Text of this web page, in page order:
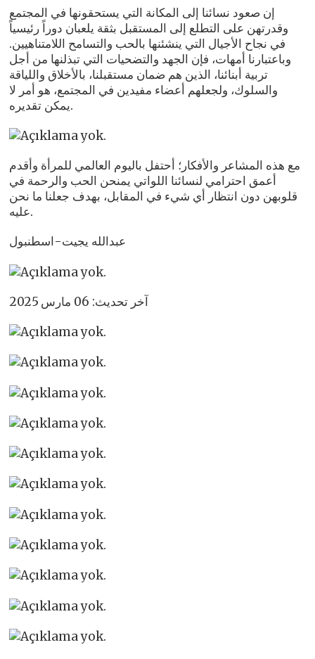
إن صعود نسائنا إلى المكانة التي يستحقونها في المجتمع
وقدرتهن على التطلع إلى المستقبل بثقة يلعبان دوراً رئيسياً
في نجاح الأجيال التي ينشئنها بالحب والتسامح اللامتناهيين.
وباعتبارنا أمهات، فإن الجهد والتضحيات التي تبذلنها من أجل
تربية أبنائنا، الذين هم ضمان مستقبلنا، بالأخلاق واللياقة
والسلوك، ولجعلهم أعضاء مفيدين في المجتمع، هو أمر لا
يمكن تقديره.
مع هذه المشاعر والأفكار؛ أحتفل باليوم العالمي للمرأة وأقدم
أعمق احترامي لنسائنا اللواتي يمنحن الحب والرحمة في
قلوبهن دون انتظار أي شيء في المقابل، بهدف جعلنا ما نحن
عليه.
عبدالله يجيت-اسطنبول
آخر تحديث: 06 مارس 2025